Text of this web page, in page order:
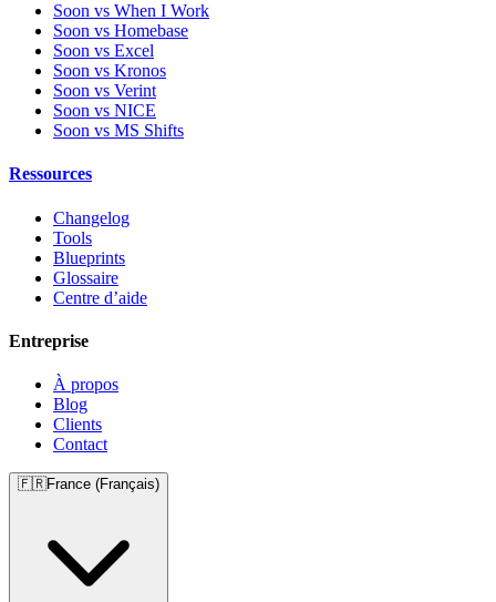
Soon vs When I Work
Soon vs Homebase
Soon vs Excel
Soon vs Kronos
Soon vs Verint
Soon vs NICE
Soon vs MS Shifts
Ressources
Changelog
Tools
Blueprints
Glossaire
Centre d’aide
Entreprise
À propos
Blog
Clients
Contact
🇫🇷France (Français)